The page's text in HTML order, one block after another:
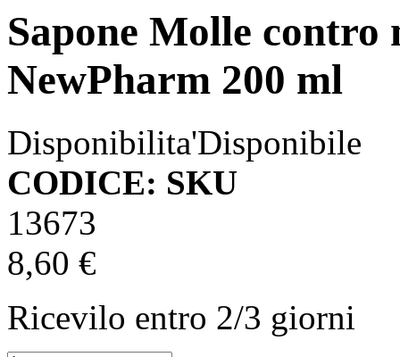
Sapone Molle contro
NewPharm 200 ml
Disponibilita'Disponibile
CODICE: SKU
13673
8,60 €
Ricevilo entro 2/3 giorni